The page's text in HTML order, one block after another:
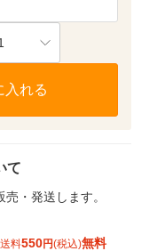
入れる
て
売・発送します。
料550円(税込)無料